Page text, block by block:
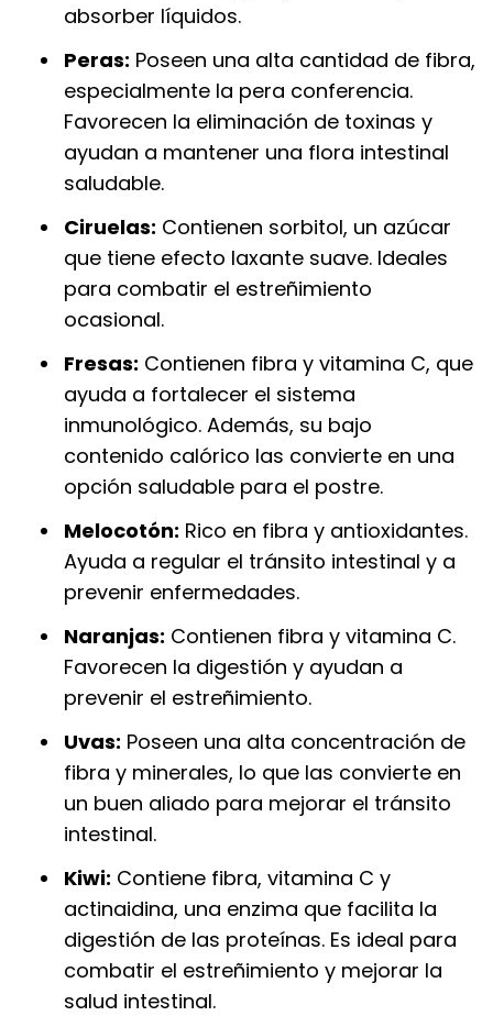
absorber líquidos.
Peras: Poseen una alta cantidad de fibra,
especialmente la pera conferencia.
Favorecen la eliminación de toxinas y
ayudan a mantener una flora intestinal
saludable.
Ciruelas: Contienen sorbitol, un azúcar
que tiene efecto laxante suave. Ideales
para combatir el estreñimiento
ocasional.
Fresas: Contienen fibra y vitamina C, que
ayuda a fortalecer el sistema
inmunológico. Además, su bajo
contenido calórico las convierte en una
opción saludable para el postre.
Melocotón: Rico en fibra y antioxidantes.
Ayuda a regular el tránsito intestinal y a
prevenir enfermedades.
Naranjas: Contienen fibra y vitamina C.
Favorecen la digestión y ayudan a
prevenir el estreñimiento.
Uvas: Poseen una alta concentración de
fibra y minerales, lo que las convierte en
un buen aliado para mejorar el tránsito
intestinal.
Kiwi: Contiene fibra, vitamina C y
actinaidina, una enzima que facilita la
digestión de las proteínas. Es ideal para
combatir el estreñimiento y mejorar la
salud intestinal.